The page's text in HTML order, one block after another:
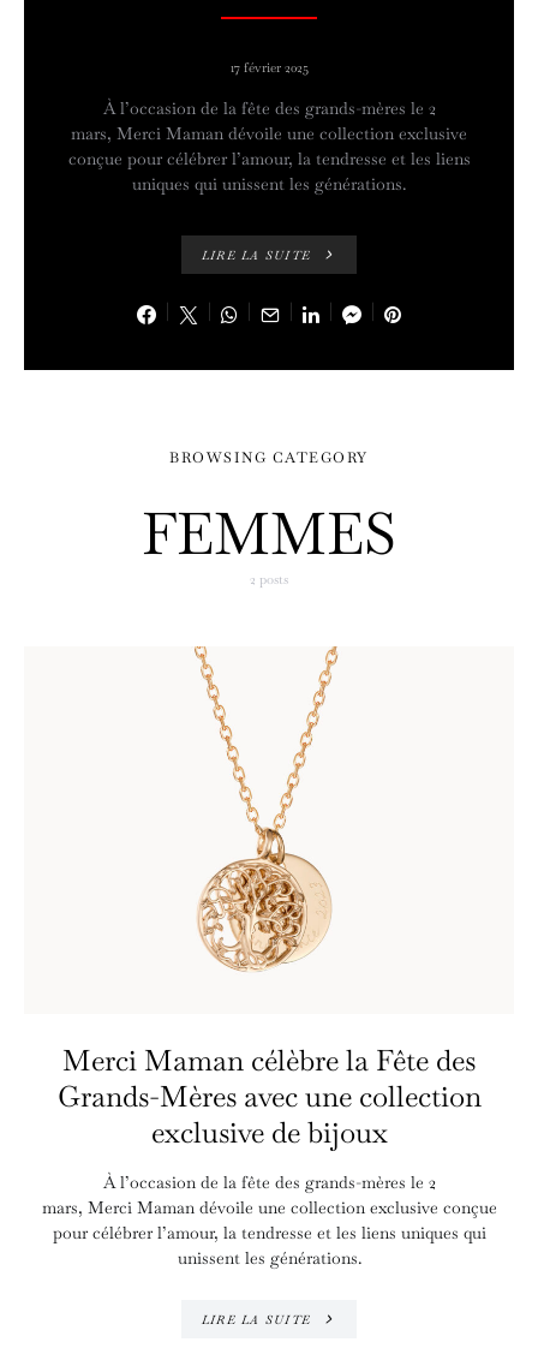
17 février 2025
À l’occasion de la fête des grands-mères le 2
mars, Merci Maman dévoile une collection exclusive
conçue pour célébrer l’amour, la tendresse et les liens
uniques qui unissent les générations.
LIRE LA SUITE
BROWSING CATEGORY
FEMMES
2 posts
Merci Maman célèbre la Fête des
Grands-Mères avec une collection
exclusive de bijoux
À l’occasion de la fête des grands-mères le 2
mars, Merci Maman dévoile une collection exclusive conçue
pour célébrer l’amour, la tendresse et les liens uniques qui
unissent les générations.
LIRE LA SUITE